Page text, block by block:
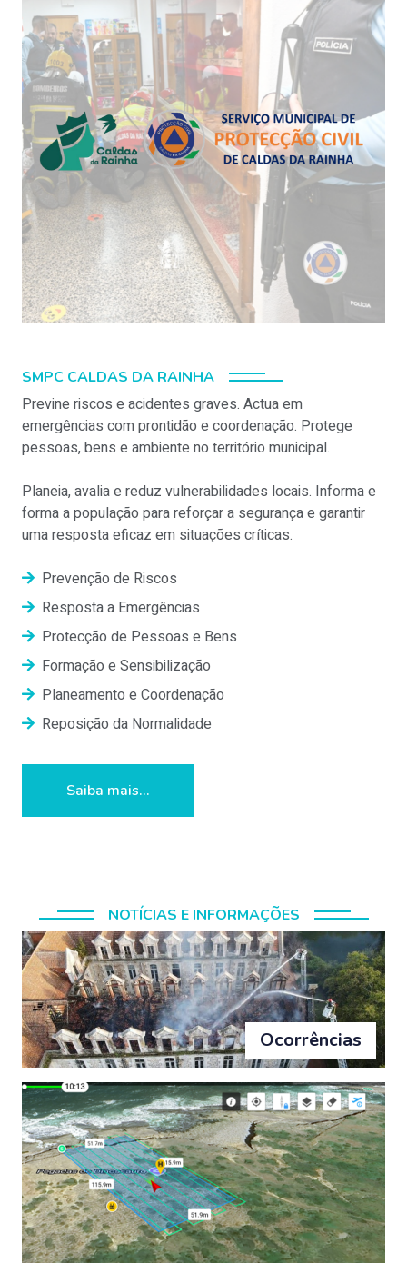
SMPC CALDAS DA RAINHA
Previne riscos e acidentes graves. Actua em
emergências com prontidão e coordenação. Protege
pessoas, bens e ambiente no território municipal.
Planeia, avalia e reduz vulnerabilidades locais. Informa e
forma a população para reforçar a segurança e garantir
uma resposta eficaz em situações críticas.
Prevenção de Riscos
Resposta a Emergências
Protecção de Pessoas e Bens
Formação e Sensibilização
Planeamento e Coordenação
Reposição da Normalidade
Saiba mais...
NOTÍCIAS E INFORMAÇÕES
Ocorrências